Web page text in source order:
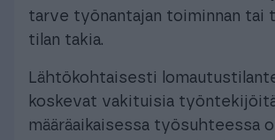
tarve työnantajan toiminnan tai
tilan takia.
Lähtökohtaisesti
koskevat vakituisia
määräaikaisessa työsuhteessa